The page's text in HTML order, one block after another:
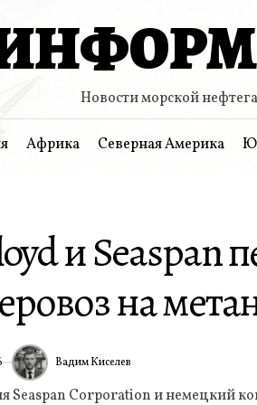
Новости морской
Африка Северная Америка
и Seaspan
на
ИА Вадим Киселев
Seaspan Corporation и немецкий